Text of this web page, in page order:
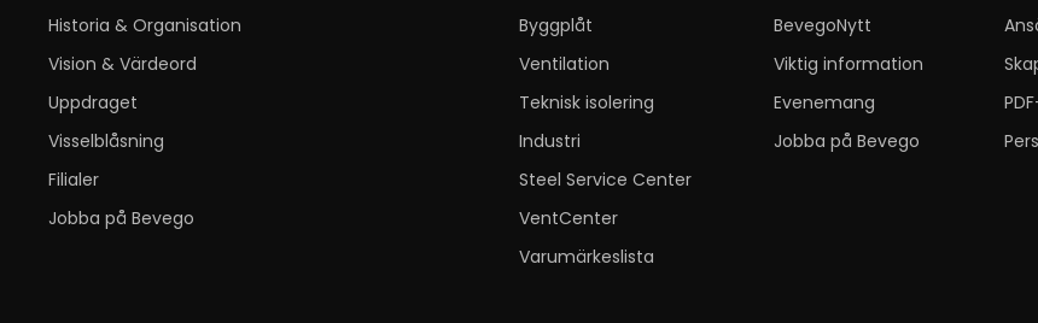
Historia & Organisation
Vision & Värdeord
Uppdraget
Visselblåsning
Filialer
Jobba på Bevego
Byggplåt
Ventilation
Teknisk isolering
Industri
Steel Service Center
VentCenter
Varumärkeslista
BevegoNytt
Viktig information
Evenemang
Jobba på Bevego